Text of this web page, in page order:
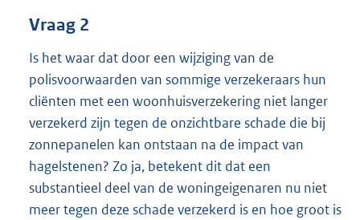
Vraag 2
Is het waar dat door een wijziging van de
polisvoorwaarden van sommige verzekeraars hun
cliënten met een woonhuisverzekering niet langer
verzekerd zijn tegen de onzichtbare schade die bij
zonnepanelen kan ontstaan na de impact van
hagelstenen? Zo ja, betekent dit dat een
substantieel deel van de woningeigenaren nu niet
meer tegen deze schade verzekerd is en hoe groot is